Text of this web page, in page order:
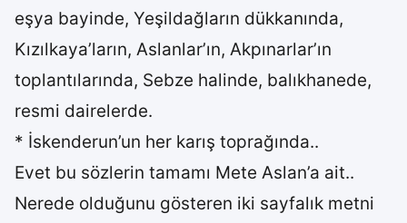
eşya bayinde, Yeşildağların dükkanında,
Kızılkaya’ların, Aslanlar’ın, Akpınarlar’ın
toplantılarında, Sebze halinde, balıkhanede,
resmi dairelerde.
* İskenderun’un her karış toprağında..
Evet bu sözlerin tamamı Mete Aslan’a ait..
Nerede olduğunu gösteren iki sayfalık metni